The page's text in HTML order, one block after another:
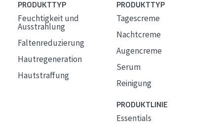
PRODUKTTYP
Feuchtigkeit und
Ausstrahlung
Faltenreduzierung
Hautregeneration
Hautstraffung
PRODUKTTYP
Tagescreme
Nachtcreme
Augencreme
Serum
Reinigung
PRODUKTLINIE
Essentials